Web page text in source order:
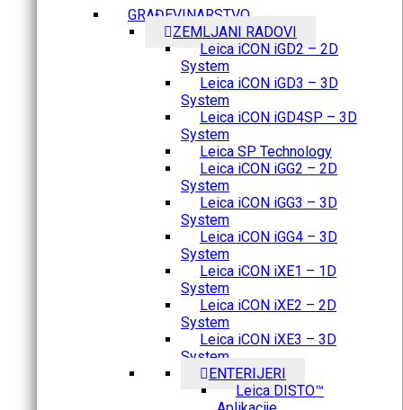
GRAĐEVINARSTVO
ZEMLJANI RADOVI
Leica iCON iGD2 – 2D
System
Leica iCON iGD3 – 3D
System
Leica iCON iGD4SP – 3D
System
Leica SP Technology
Leica iCON iGG2 – 2D
System
Leica iCON iGG3 – 3D
System
Leica iCON iGG4 – 3D
System
Leica iCON iXE1 – 1D
System
Leica iCON iXE2 – 2D
System
Leica iCON iXE3 – 3D
System
ENTERIJERI
Leica DISTO™